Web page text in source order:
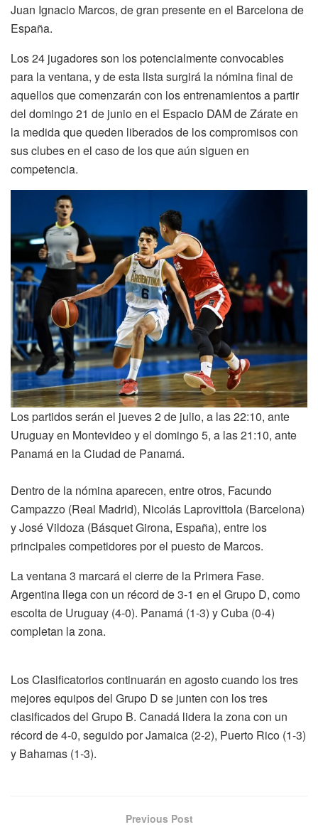
Juan Ignacio Marcos, de gran presente en el Barcelona de
España.
Los 24 jugadores son los potencialmente convocables
para la ventana, y de esta lista surgirá la nómina final de
aquellos que comenzarán con los entrenamientos a partir
del domingo 21 de junio en el Espacio DAM de Zárate en
la medida que queden liberados de los compromisos con
sus clubes en el caso de los que aún siguen en
competencia.
Los partidos serán el jueves 2 de julio, a las 22:10, ante
Uruguay en Montevideo y el domingo 5, a las 21:10, ante
Panamá en la Ciudad de Panamá.
Dentro de la nómina aparecen, entre otros, Facundo
Campazzo (Real Madrid), Nicolás Laprovittola (Barcelona)
y José Vildoza (Básquet Girona, España), entre los
principales competidores por el puesto de Marcos.
La ventana 3 marcará el cierre de la Primera Fase.
Argentina llega con un récord de 3-1 en el Grupo D, como
escolta de Uruguay (4-0). Panamá (1-3) y Cuba (0-4)
completan la zona.
Los Clasificatorios continuarán en agosto cuando los tres
mejores equipos del Grupo D se junten con los tres
clasificados del Grupo B. Canadá lidera la zona con un
récord de 4-0, seguido por Jamaica (2-2), Puerto Rico (1-3)
y Bahamas (1-3).
Previous Post